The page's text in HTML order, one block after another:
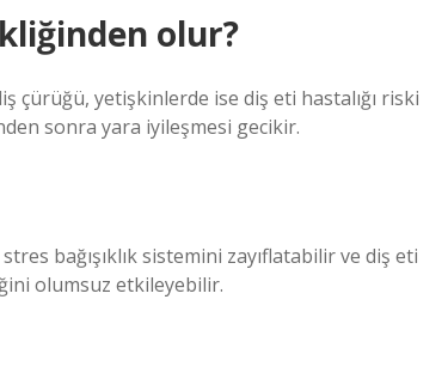
olur?
çürüğü, yetişkinlerde ise diş eti hastalığı riski
sonra yara iyileşmesi gecikir.
bağışıklık sistemini zayıflatabilir ve diş eti
olumsuz etkileyebilir.